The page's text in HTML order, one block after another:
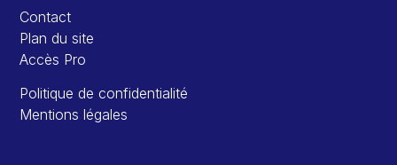
Contact
Plan du site
Accès Pro
Politique de confidentialité
Mentions légales